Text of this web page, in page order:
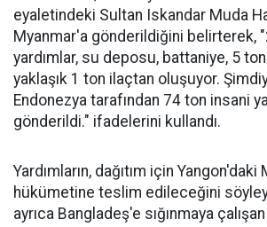
eyaletindeki Sultan Iskandar Muda
Myanmar'a gönderildiğini belirterek,
yardımlar, su deposu, battaniye, 5
yaklaşık 1 ton ilaçtan oluşuyor.
Endonezya tarafından 74 ton insani
gönderildi." ifadelerini kullandı.
Yardımların, dağıtım için Yangon'daki
hükümetine teslim edileceğini
ayrıca Bangladeş'e sığınmaya